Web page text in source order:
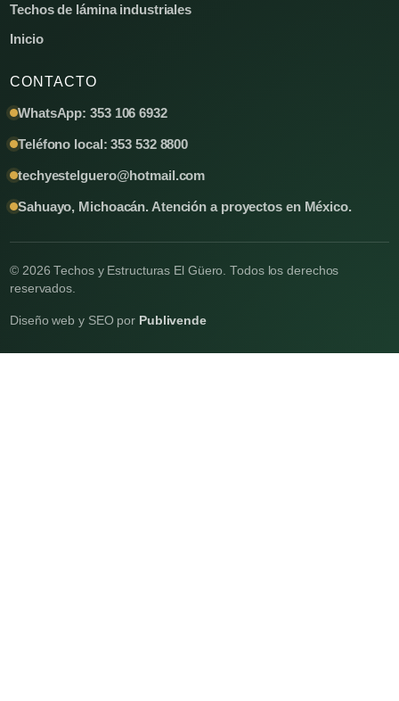
Techos de lámina industriales
Inicio
CONTACTO
WhatsApp: 353 106 6932
Teléfono local: 353 532 8800
techyestelguero@hotmail.com
Sahuayo, Michoacán. Atención a proyectos en México.
© 2026 Techos y Estructuras El Güero. Todos los derechos
reservados.
Diseño web y SEO por Publivende